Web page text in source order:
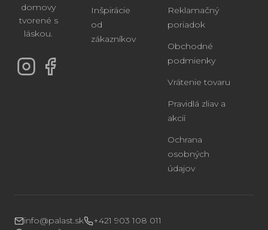
domovy
tvorené s
láskou.
Inšpirácie
od
zákazníkov
Reklamačný
poriadok
Obchodné
podmienky
Vrátenie tovaru
Pravidlá zliav a
akcií
Ochrana
osobných
údajov
info@palast.sk
+421 903 108 011